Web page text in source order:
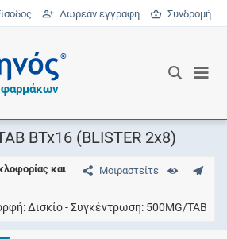
Δωρεάν εγγραφή Συνδρομή
®
φαρμάκων
BTx16 (BLISTER 2x8)
Μοιραστείτε
και
Δισκίο Συγκέντρωση 500MG/TAB